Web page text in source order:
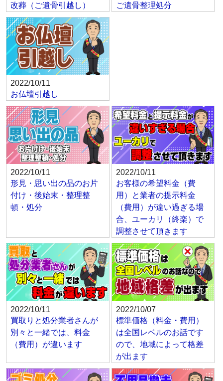
改葬（ご遺骨引越し） ご遺骨整理処分
2022/10/11
お仏壇引越し
2022/10/11
形見・思い出の品のお片
付け・後始末・整理整
頓・処分
2022/10/11
お客様の希望料金（費
用）と業者の提示料金
（費用）が違い過ぎる場
合、ユーカリ（終楽）で
調整させて頂きます
2022/10/11
買取りと処分業者さんが
別々と一緒では、料金
（費用）が違います
2022/10/07
標準価格（料金・費用）
は全国レベルのお話です
ので、地域によって格差
が出ます